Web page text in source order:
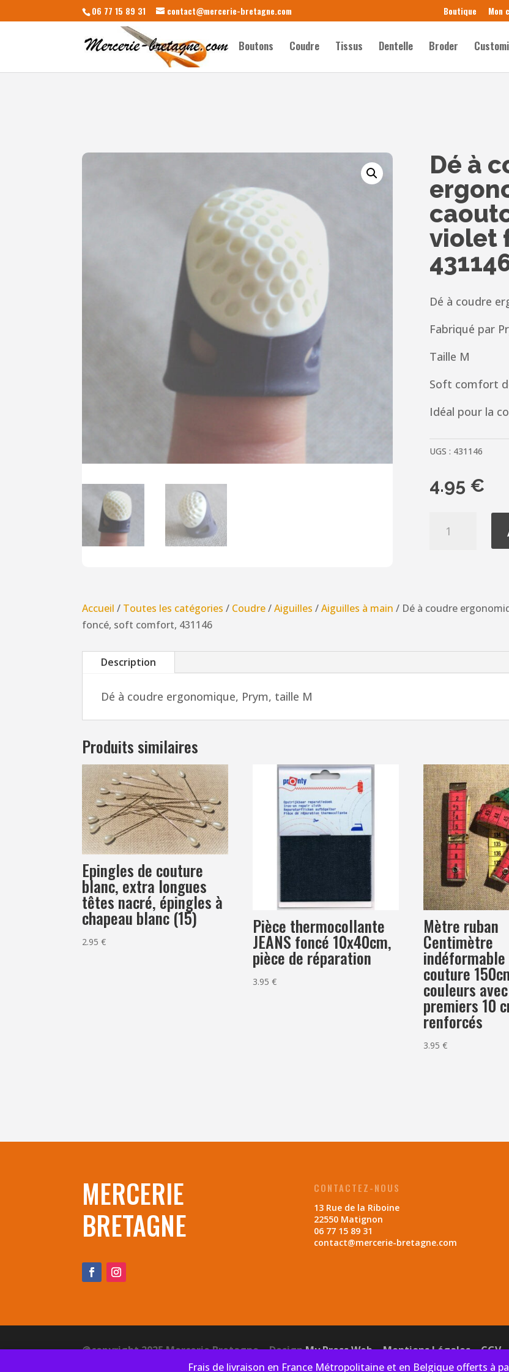
Frais de livraison en France Métropolitaine et en Belgique offerts à
06 77 15 89 31 contact@mercerie-bretagne.com Boutique Mon
Boutons Coudre Tissus Dentelle Broder
Dé à
violet
Dé à coudre
Fabriqué par
Taille M
Soft comfort
Idéal pour la
UGS : 431146
4.95 €
ergonomique,
caoutchouc
foncé,
431146
Accueil / Toutes les catégories / Coudre/Aiguilles /Aiguilles à main / Dé à coudre
foncé, soft comfort, 431146
Description
Dé à coudre ergonomique, Prym, taille M
Produits similaires
Epingles de couture
blanc, extra longues
têtes nacré, épingles à
chapeau blanc (15)
2.95€
Pièce thermocollante
JEANS foncé 10x40cm,
pièce de réparation
3.95€
Mètre ruban
Centimètre
couture
couleurs
premiers 10
renforcés
3.95€
MERCERIE
BRETAGNE
CONTACTEZ-NOUS
13 Rue de la Riboine
22550 Matignon
06 77 15 89 31
contact@mercerie-bretagne.com
@copyright 2025 Mercerie Bretagne – DesignMy Press Web–Mentions Légales–CGV